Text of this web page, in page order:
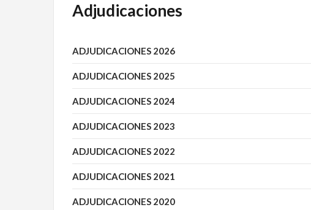
Adjudicaciones
ADJUDICACIONES 2026
ADJUDICACIONES 2025
ADJUDICACIONES 2024
ADJUDICACIONES 2023
ADJUDICACIONES 2022
ADJUDICACIONES 2021
ADJUDICACIONES 2020